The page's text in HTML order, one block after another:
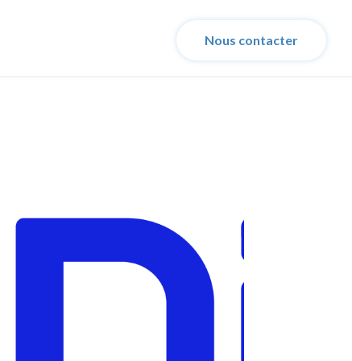
Nous contacter